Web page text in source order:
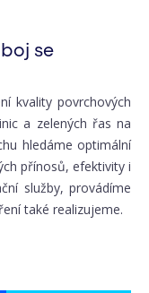
se
kvality povrchových
a zelených řas na
hledáme optimální
přínosů, efektivity i
služby, provádíme
také realizujeme.